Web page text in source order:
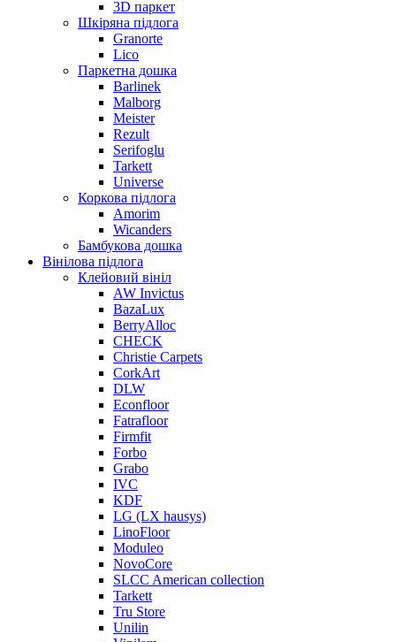
3D паркет
Шкіряна підлога
Granorte
Lico
Паркетна дошка
Barlinek
Malborg
Meister
Rezult
Serifoglu
Tarkett
Universe
Коркова підлога
Amorim
Wicanders
Бамбукова дошка
Вінілова підлога
Клейовий вініл
AW Invictus
BazaLux
BerryAlloc
CHECK
Christie Carpets
CorkArt
DLW
Econfloor
Fatrafloor
Firmfit
Forbo
Grabo
IVC
KDF
LG (LX hausys)
LinoFloor
Moduleo
NovoCore
SLCC American collection
Tarkett
Tru Store
Unilin